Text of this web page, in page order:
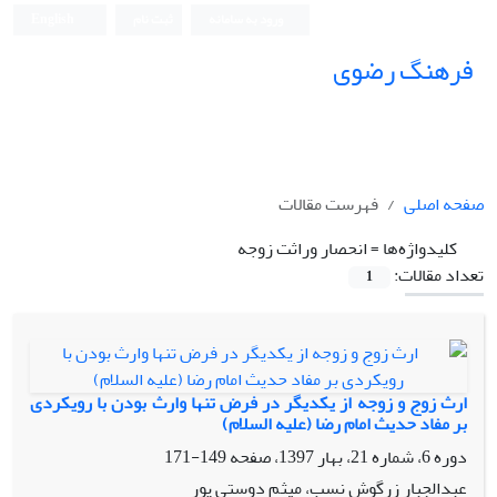
فرهنگ رضوی
صفحه اصلی
فهرست مقالات
کلیدواژه‌ها =انحصار وراثت زوجه
تعداد مقالات:
1
ارث زوج و زوجه از یکدیگر در فرض تنها وارث بودن با رویکردی
بر مفاد حدیث امام رضا (علیه ‎السلام)
دوره 6، شماره 21، بهار 1397، صفحه
149-171
عبدالجبار زرگوش نسب، میثم دوستی پور